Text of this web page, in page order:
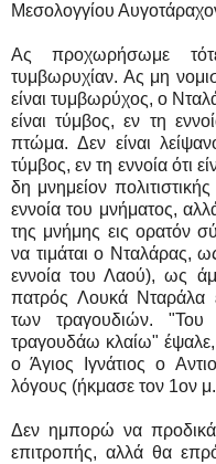
Μεσολογγίου
Ας προχωρήσωμε
τυμβωρυχίαν. Ας μη
είναι τυμβωρύχος, ο
είναι τύμβος, εν τη
πτώμα. Δεν είναι
τύμβος, εν τη εννοία ότι
δη μνημείον
εννοία του μνήματος,
της μνήμης εις ορατόν
να τιμάται ο Νταλάρας,
εννοία του Λαού), ως
πατρός Λουκά Νταράλα
των τραγουδιών.
τραγουδάω κλαίω"
ο Άγιος Ιγνάτιος ο
λόγους (ήκμασε τον 1ον
Δεν ημπορώ να
επιτροπής, αλλά θα